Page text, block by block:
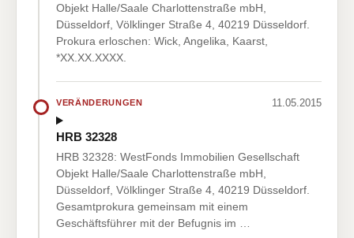
Objekt Halle/Saale Charlottenstraße mbH,
Düsseldorf, Völklinger Straße 4, 40219 Düsseldorf.
Prokura erloschen: Wick, Angelika, Kaarst,
*XX.XX.XXXX.
VERÄNDERUNGEN 11.05.2015
HRB 32328
HRB 32328: WestFonds Immobilien Gesellschaft
Objekt Halle/Saale Charlottenstraße mbH,
Düsseldorf, Völklinger Straße 4, 40219 Düsseldorf.
Gesamtprokura gemeinsam mit einem
Geschäftsführer mit der Befugnis im …